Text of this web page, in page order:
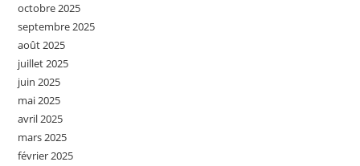
octobre 2025
septembre 2025
août 2025
juillet 2025
juin 2025
mai 2025
avril 2025
mars 2025
février 2025